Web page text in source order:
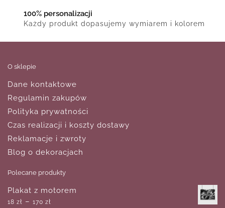
100% personalizacji
Każdy produkt dopasujemy wymiarem i kolorem
O sklepie
Dane kontaktowe
Regulamin zakupów
Polityka prywatności
Czas realizacji i koszty dostawy
Reklamacje i zwroty
Blog o dekoracjach
Polecane produkty
Plakat z motorem
18 zł – 170 zł